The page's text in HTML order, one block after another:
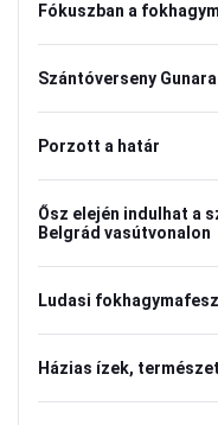
Fókuszban a
Szántóverseny
Porzott a határ
Ősz elején indulhat a
Belgrád vasútvonalon
Ludasi
Házias ízek,